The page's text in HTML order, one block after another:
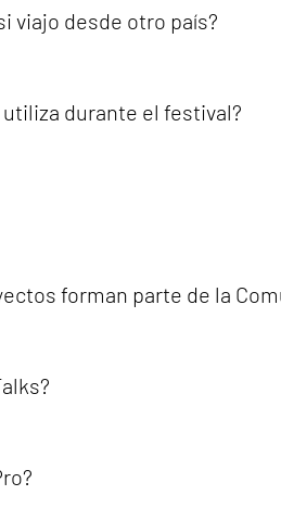
y aliados que respetan y
la diversidad y formar parte de
viajo desde otro país?
que los visitantes internacionales
lo que hace que el festival sea
utiliza durante el festival?
español u otros idiomas.El
las cenas, los encuentros, las
personas llegan solas y se
forman parte de la
ELLA Pro• ELLES Trans•
proyecto tiene un enfoque
vivo, mesas redondas y
civil, la política, la cultura y el